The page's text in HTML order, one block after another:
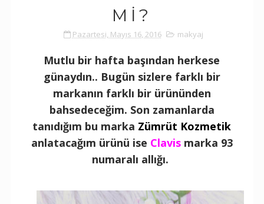
MI?
Pazartesi, Mayıs 16, 2016 makyaj
Mutlu bir hafta başından herkese
günaydın.. Bugün sizlere farklı bir
markanın farklı bir ürününden
bahsedeceğim. Son zamanlarda
tanıdığım bu marka Zümrüt Kozmetik
anlatacağım ürünü ise Clavismarka 93
numaralı allığı.